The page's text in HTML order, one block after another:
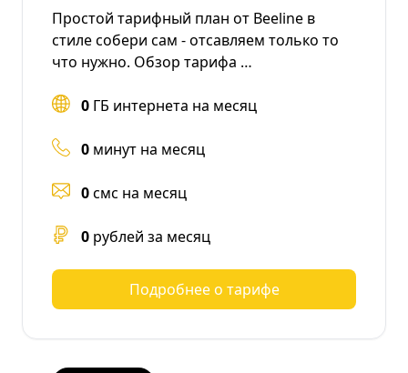
Простой тарифный план от Beeline в
стиле собери сам - отсавляем только то
что нужно. Обзор тарифа …
0 ГБ интернета на месяц
0 минут на месяц
0смс на месяц
0 рублей за месяц
Подробнее о тарифе